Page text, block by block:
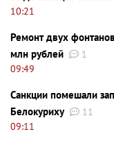
10:21
Ремонт двух
млн рублей
1
09:49
Санкции помешали
Белокуриху
11
09:11